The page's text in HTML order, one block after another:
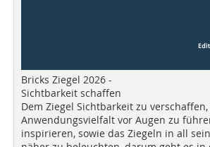
Bricks Ziegel 2026 -
Sichtbarkeit schaffen
Dem Ziegel Sichtbarkeit zu
Anwendungsvielfalt vor Augen zu
inspirieren, sowie das Ziegeln in all